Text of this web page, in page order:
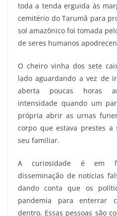
toda a tenda erguida às
cemitério do Tarumã para
sol amazônico foi tomada
de seres humanos
O cheiro vinha dos sete
lado aguardando a vez de
aberta poucas horas
intensidade quando um
própria abrir as urnas
corpo que estava prestes
seu familiar.
A curiosidade é em
disseminação de notícias
dando conta que os
pandemia para enterrar
dentro. Essas pessoas são